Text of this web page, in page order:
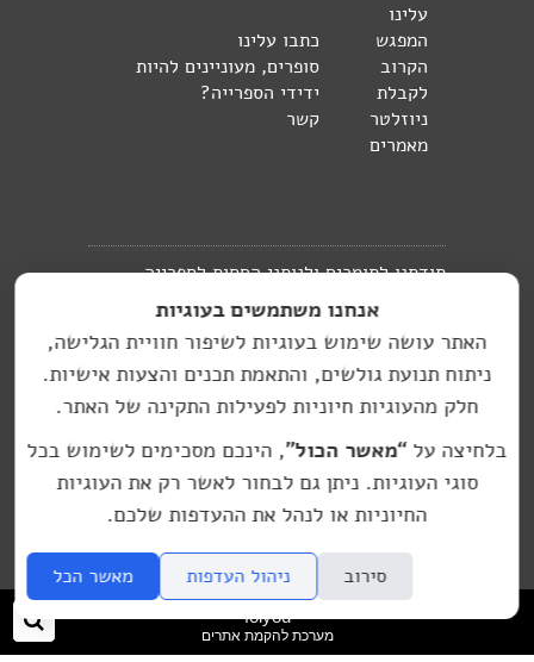
עלינו
המפגש
הקרוב
לקבלת
ניוזלטר
מאמרים
כתבו עלינו
סופרים, מעוניינים להיות
ידידי הספרייה?
קשר
תודתנו לתומכים ולנותני החסות לספרייה
העברית בברלין:
האתר בניהול מיכל
זמיר
hasifriya.berlin@gmail.com
עיצוב גרפי: סטודיו יעל רוזן, עיצוב גרפי
© אין להפיץ, להעתיק, או לפרסם חומר כלשהו מתוך
האתר, ללא הסכמה מראש ובכתב שלי ושל היוצרים
folyou
מערכת להקמת אתרים
אנחנו משתמשים בעוגיות
האתר עושה שימוש בעוגיות לשיפור חוויית הגלישה,
ניתוח תנועת גולשים, והתאמת תכנים והצעות אישיות.
חלק מהעוגיות חיוניות לפעילות התקינה של האתר.
בלחיצה על“מאשר הכול”, הינכם מסכימים לשימוש בכל
סוגי העוגיות. ניתן גם לבחור לאשר רק את העוגיות
החיוניות או לנהל את ההעדפות שלכם.
סירוב ניהול העדפות מאשר הכל